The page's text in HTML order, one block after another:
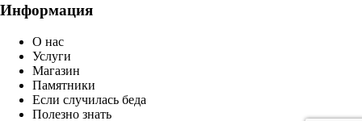
Информация
О нас
Услуги
Магазин
Памятники
Если случилась беда
Полезно знать